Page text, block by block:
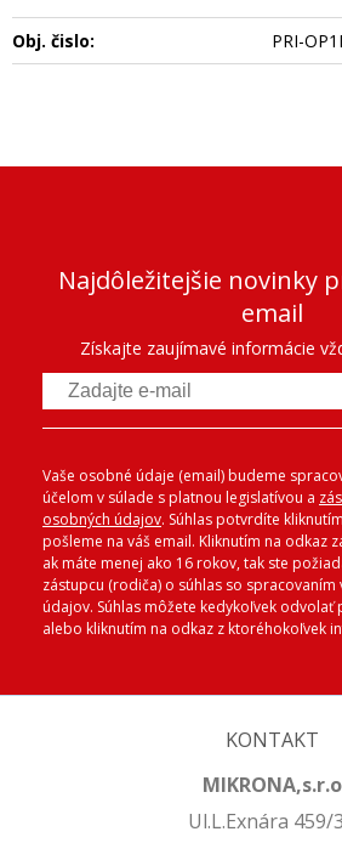
Obj. čislo: PRI-
Najdôležitejšie novinky
email
Získajte zaujímavé informácie
Vaše osobné údaje (email) budeme
účelom v súlade s platnou legislatívou a
osobných údajov. Súhlas potvrdíte
pošleme na váš email. Kliknutím na odkaz
ak máte menej ako 16 rokov, tak ste
zástupcu (rodiča) o súhlas so spracovaním
údajov. Súhlas môžete kedykoľvek odvolať
alebo kliknutím na odkaz z ktoréhokoľvek
KONTAKT
MIKRONA,s.r.o
Ul.L.Exnára 459/